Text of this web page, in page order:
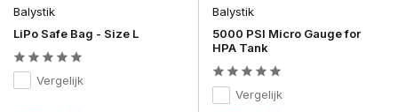
Balystik
LiPo Safe Bag - Size L
Vergelijk
Balystik
5000 PSI Micro Gauge for
HPA Tank
Vergelijk